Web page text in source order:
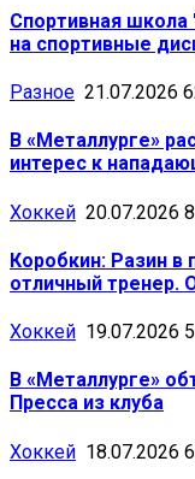
Спортивная
на спортивные
Разное 21.07.2026
В «Металлурге»
интерес к
Хоккей 20.07.2026
Коробкин: Разин в
отличный тренер.
Хоккей 19.07.2026
В «Металлурге»
Пресса из клуба
Хоккей 18.07.2026